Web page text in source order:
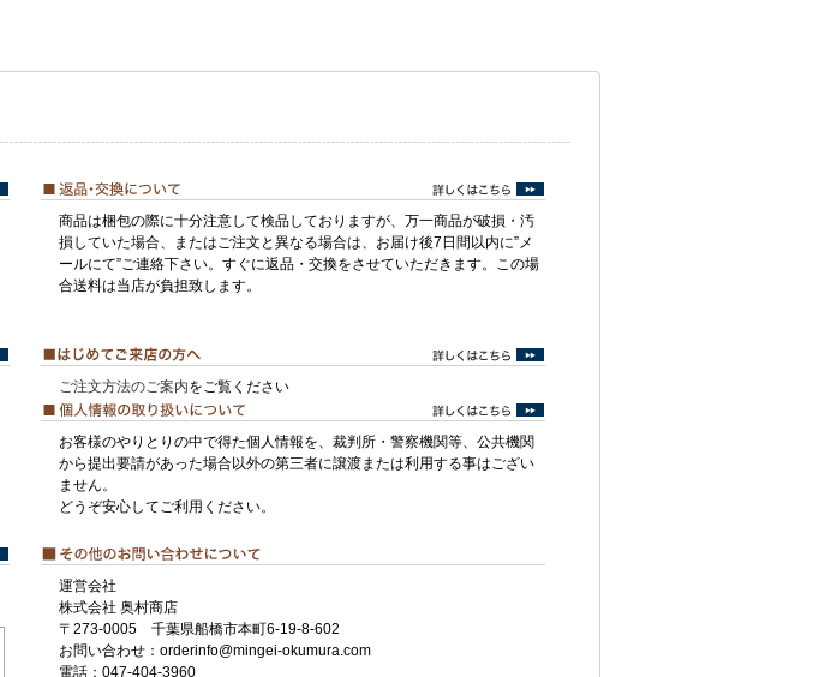
商品は梱包の際に十分注意して検品しておりますが、万一商品が破損・汚
損していた場合、またはご注文と異なる場合は、お届け後7日間以内に”メ
ールにて”ご連絡下さい。すぐに返品・交換をさせていただきます。この場
合送料は当店が負担致します。
ご注文方法のご案内をご覧ください
お客様のやりとりの中で得た個人情報を、裁判所・警察機関等、公共機関
から提出要請があった場合以外の第三者に譲渡または利用する事はござい
ません。
どうぞ安心してご利用ください。
運営会社
株式会社 奥村商店
〒273-0005 千葉県船橋市本町6-19-8-602
お問い合わせ：orderinfo@mingei-okumura.com
電話：047-404-3960